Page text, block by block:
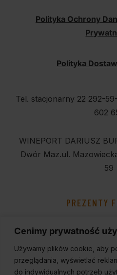
Cenimy prywatność
Używamy plików cookie, aby
przeglądania, wyświetlać
do indywidualnych potrzeb
Polityka Ochrony
Polityka
Tel. stacjonarny 22 292-
602
WINEPORT DARIUSZ
Dwór Maz.ul.
59
PREZENTY